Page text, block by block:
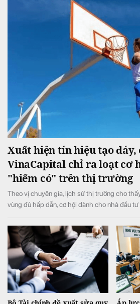
Xuất hiện tín hiệu tạo đáy,
VinaCapital chỉ ra loạt cơ
"hiếm có" trên thị trường
Theo vị chuyên gia, lịch sử thị trường cho
vùng đủ hấp dẫn, cơ hội dành cho nhà đầu